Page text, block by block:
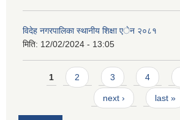
विदेह नगरपालिका स्थानीय शिक्षा एेन २०८१
मिति: 12/02/2024 - 13:05
Pages
1 2 3 4
next › last »